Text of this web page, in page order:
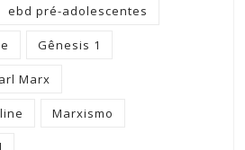
ebd pré-adolescentes
Gênesis 1
Marx
Marxismo